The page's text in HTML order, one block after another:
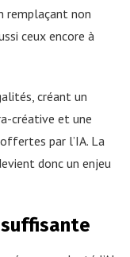
remplaçant non
ceux encore à
créant un
créative et une
par l’IA. La
donc un enjeu